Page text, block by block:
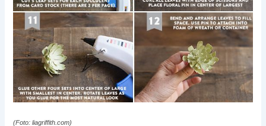
(Foto: liagriffith.com)